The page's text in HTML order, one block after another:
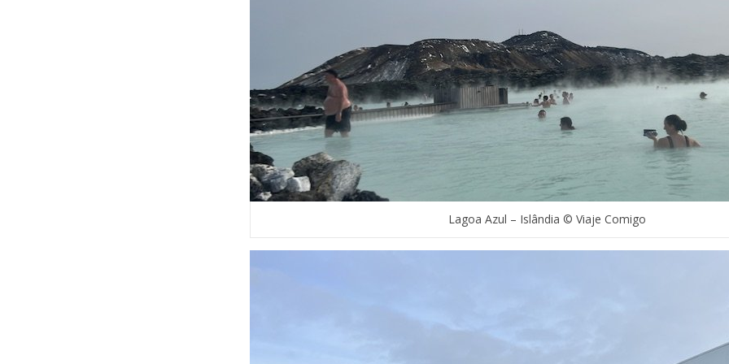
Lagoa Azul – Islândia © Viaje Comigo